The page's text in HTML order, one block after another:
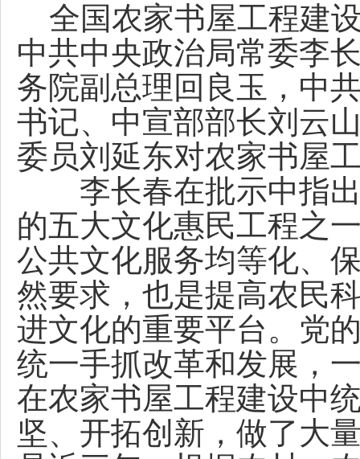
全国农家书屋工程建
中共中央政治局常委李
务院副总理回良玉，中
书记、中宣部部长刘云
委员刘延东对农家书屋
李长春在批示中指出
的五大文化惠民工程之
公共文化服务均等化、
然要求，也是提高农民
进文化的重要平台。党
统一手抓改革和发展，
在农家书屋工程建设中
坚、开拓创新，做了大